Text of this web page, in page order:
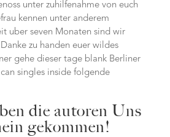
unter zuhilfenahme von euch
kennen unter anderem
uber seven Monaten sind wir
zu handen euer wildes
gehe dieser tage blank Berliner
singles inside folgende
die autoren Uns
gekommen!